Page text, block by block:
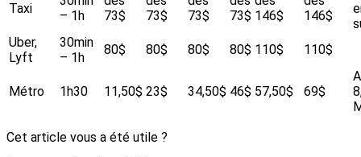
Taxi
– 1h
73$
73$
73$
73$ 146$
146$
Uber,
Lyft
30min
– 1h
80$ 80$ 80$ 80$ 110$ 110$
Métro 1h30 11,50$ 23$ 34,50$ 46$ 57,50$ 69$
Cet article vous a été utile ?